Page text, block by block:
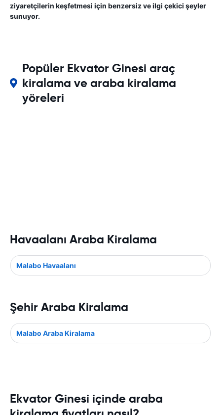
ziyaretçilerin keşfetmesi için benzersiz ve ilgi çekici şeyler
sunuyor.
Popüler Ekvator Ginesi araç
kiralama ve araba kiralama
yöreleri
Havaalanı Araba Kiralama
Malabo Havaalanı
Şehir Araba Kiralama
Malabo Araba Kiralama
Ekvator Ginesi içinde araba